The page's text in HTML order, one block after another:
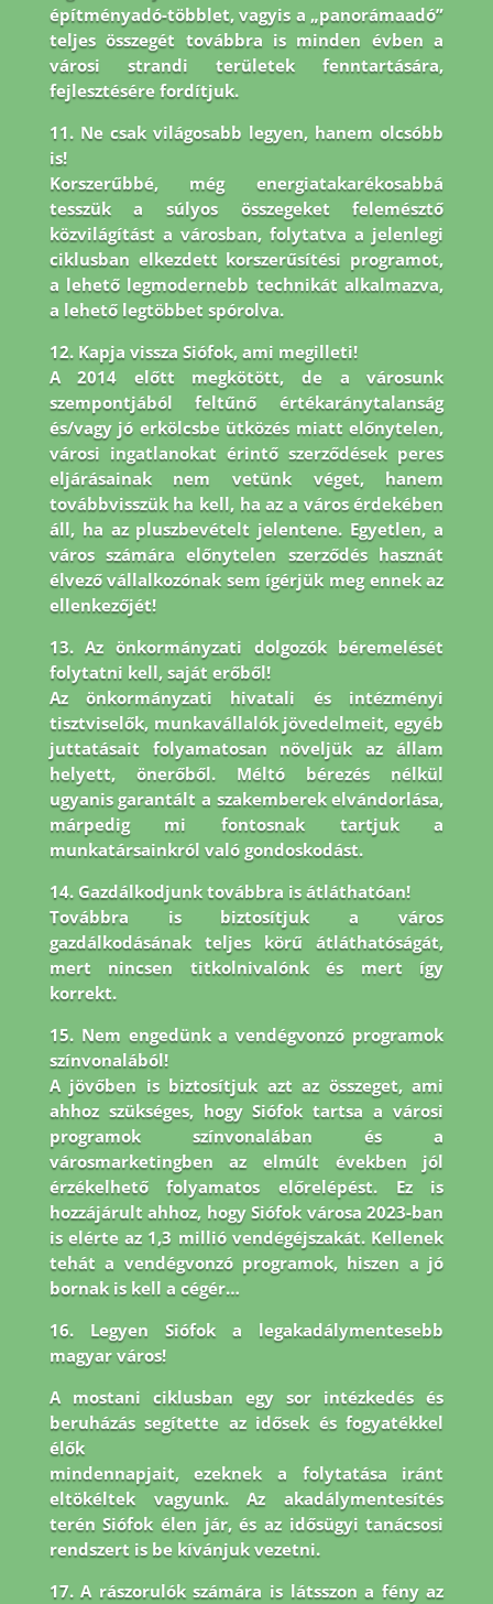
építményadó-többlet, vagyis a „panorámaadó”
teljes összegét továbbra is minden évben a
városi strandi területek fenntartására,
fejlesztésére fordítjuk.
11. Ne csak világosabb legyen, hanem olcsóbb
is!
Korszerűbbé, még energiatakarékosabbá
tesszük a súlyos összegeket felemésztő
közvilágítást a városban, folytatva a jelenlegi
ciklusban elkezdett korszerűsítési programot,
a lehető legmodernebb technikát alkalmazva,
a lehető legtöbbet spórolva.
12. Kapja vissza Siófok, ami megilleti!
A 2014 előtt megkötött, de a városunk
szempontjából feltűnő értékaránytalanság
és/vagy jó erkölcsbe ütközés miatt előnytelen,
városi ingatlanokat érintő szerződések peres
eljárásainak nem vetünk véget, hanem
továbbvisszük ha kell, ha az a város érdekében
áll, ha az pluszbevételt jelentene. Egyetlen, a
város számára előnytelen szerződés hasznát
élvező vállalkozónak sem ígérjük meg ennek az
ellenkezőjét!
13. Az önkormányzati dolgozók béremelését
folytatni kell, saját erőből!
Az önkormányzati hivatali és intézményi
tisztviselők, munkavállalók jövedelmeit, egyéb
juttatásait folyamatosan növeljük az állam
helyett, önerőből. Méltó bérezés nélkül
ugyanis garantált a szakemberek elvándorlása,
márpedig mi fontosnak tartjuk a
munkatársainkról való gondoskodást.
14. Gazdálkodjunk továbbra is átláthatóan!
Továbbra is biztosítjuk a város
gazdálkodásának teljes körű átláthatóságát,
mert nincsen titkolnivalónk és mert így
korrekt.
15. Nem engedünk a vendégvonzó programok
színvonalából!
A jövőben is biztosítjuk azt az összeget, ami
ahhoz szükséges, hogy Siófok tartsa a városi
programok színvonalában és a
városmarketingben az elmúlt években jól
érzékelhető folyamatos előrelépést. Ez is
hozzájárult ahhoz, hogy Siófok városa 2023-ban
is elérte az 1,3 millió vendégéjszakát. Kellenek
tehát a vendégvonzó programok, hiszen a jó
bornak is kell a cégér…
16. Legyen Siófok a legakadálymentesebb
magyar város!
A mostani ciklusban egy sor intézkedés és
beruházás segítette az idősek és fogyatékkel
élők
mindennapjait, ezeknek a folytatása iránt
eltökéltek vagyunk. Az akadálymentesítés
terén Siófok élen jár,és az idősügyi tanácsosi
rendszert is be kívánjuk vezetni.
17. A rászorulók számára is látsszon a fény az